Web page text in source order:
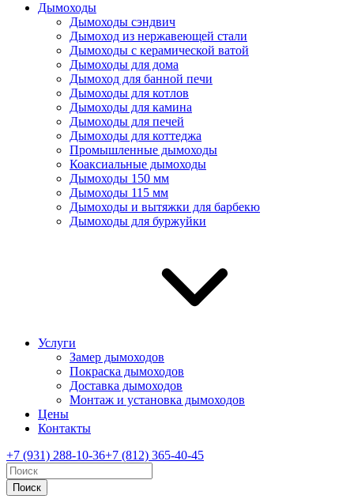
Дымоходы
Дымоходы сэндвич
Дымоход из нержавеющей стали
Дымоходы с керамической ватой
Дымоходы для дома
Дымоход для банной печи
Дымоходы для котлов
Дымоходы для камина
Дымоходы для печей
Дымоходы для коттеджа
Промышленные дымоходы
Коаксиальные дымоходы
Дымоходы 150 мм
Дымоходы 115 мм
Дымоходы и вытяжки для барбекю
Дымоходы для буржуйки
Услуги
Замер дымоходов
Покраска дымоходов
Доставка дымоходов
Монтаж и установка дымоходов
Цены
Контакты
+7 (931) 288-10-36+7 (812) 365-40-45
Поиск